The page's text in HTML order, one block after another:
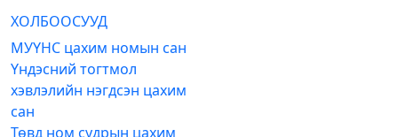
ХОЛБООСУУД
МУҮНС цахим номын сан
Үндэсний тогтмол
хэвлэлийн нэгдсэн цахим
сан
Төвд ном судрын цахим